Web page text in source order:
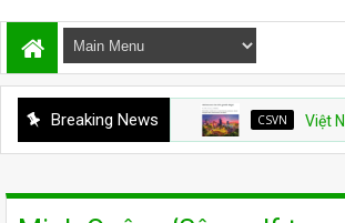
Breaking News CSVN Việt Nam và con